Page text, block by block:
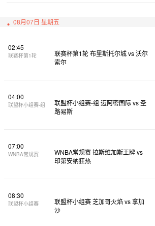
08月07日 星期五
02:45
联赛杯第1轮
联赛杯第1轮 布里斯托尔城 vs 沃尔
索尔
04:00
联盟杯小组赛-组
联盟杯小组赛-组 迈阿密国际 vs 圣
路易斯
07:00
WNBA常规赛
WNBA常规赛 拉斯维加斯王牌 vs
印第安纳狂热
08:30
联盟杯小组赛
联盟杯小组赛 芝加哥火焰 vs 拿加
沙